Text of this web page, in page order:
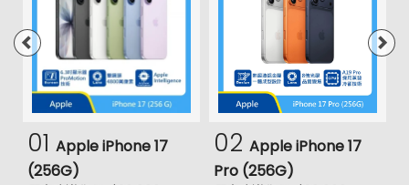
01 Apple iPhone 17
(256G)
02 Apple iPhone 17
Pro (256G)